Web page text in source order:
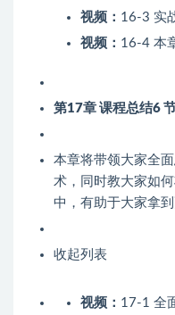
视频： 16-3 实
视频： 16-4 本
第17章 课程总结6
本章将带领大家全
术，同时教大家如
中，有助于大家拿到
收起列表
视频： 17-1 全